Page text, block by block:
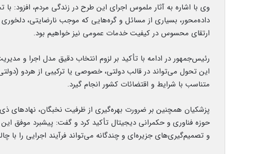
وی با اشاره به آثار ملموس اجرای این طرح در زندگی مردم، افزود:
داده‌محور، بسیاری از مسائل و گره‌هایی که موجب نارضایتی،
ارتقای محسوس در کیفیت خدمات عمومی نیز خواهیم بود.
رئیس‌جمهور در ادامه با تأکید بر لزوم انتخاب دقیق مدل اجرا و
این تحول می‌تواند در قالب دولتی، خصوصی یا ترکیبی از هردو
متناسب با شرایط و اقتضائات کشور انجام گیرد.
پزشکیان همچنین بر ضرورت بهره‌گیری از ظرفیت نخبگان، نهادهای
حوزه فناوری و حکمرانی دیجیتال تأکید کرد و گفت: پیشبرد موفق
و تصمیم‌گیری‌های جزیره‌ای و چندگانه می‌تواند فرآیند اجرایی را با